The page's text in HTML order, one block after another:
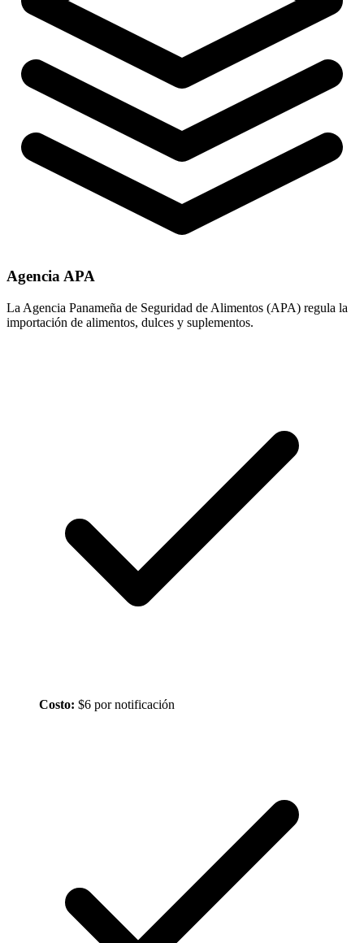
Agencia APA
La Agencia Panameña de Seguridad de Alimentos (APA) regula la
importación de alimentos, dulces y suplementos.
Costo: $6 por notificación